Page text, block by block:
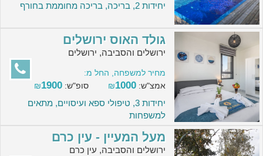
יחידות 2, בריכה, בריכה מחוממת בחורף
גולד האוס ירושלים
ירושלים והסביבה, ירושלים
מחיר למשפחה, החל מ:
אמצ"ש:
₪1000 סופ"ש: ₪1900
יחידות 3, טיפולי ספא ועיסויים, מתאים
למשפחות
מעל המעיין - עין כרם
ירושלים והסביבה, עין כרם